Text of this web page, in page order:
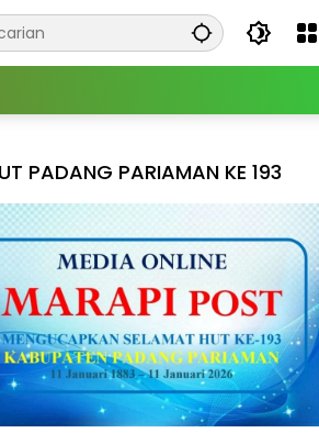
PADANG PARIAMAN KE 193